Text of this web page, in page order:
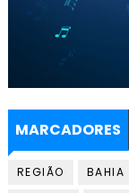
MARCADORES
REGIÃO BAHIA